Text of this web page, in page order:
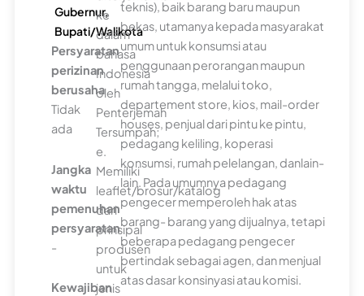
Gubernur,
Bupati/Walikota
Persyaratan
perizinan
berusaha
Tidak
ada
Jangka
waktu
pemenuhan
persyaratan
-
Kewajiban
ke
dalam
bahasa
Indonesia
oleh
Penterjemah
Tersumpah;
e.
Memiliki
leaflet/brosur/katalog
dari
prinsipal
produsen
untuk
jenis
teknis), baik barang baru maupun
bekas, utamanya kepada masyarakat
umum untuk konsumsi atau
penggunaan perorangan maupun
rumah tangga, melalui toko,
departement store, kios, mail-order
houses, penjual dari pintu ke pintu,
pedagang keliling, koperasi
konsumsi, rumah pelelangan, danlain-
lain. Pada umumnya pedagang
pengecer memperoleh hak atas
barang- barang yang dijualnya, tetapi
beberapa pedagang pengecer
bertindak sebagai agen, dan menjual
atas dasar konsinyasi atau komisi.